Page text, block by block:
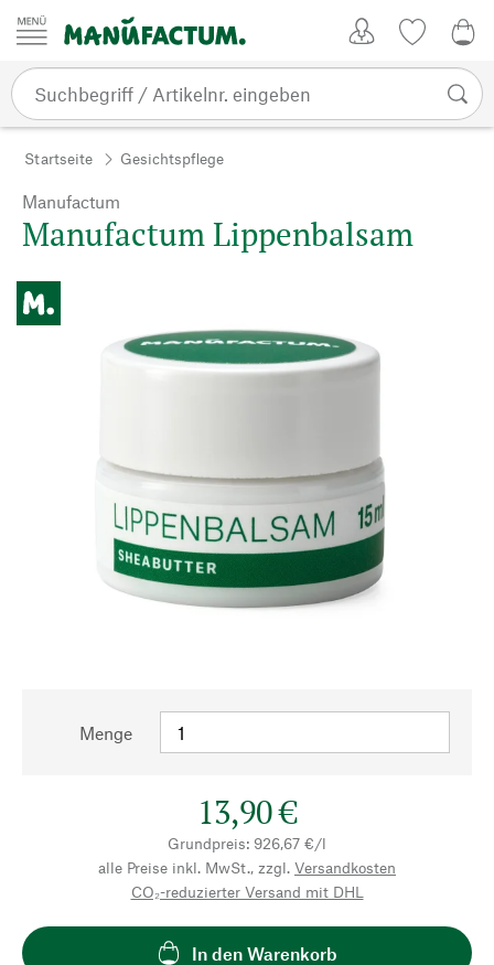
Zum Inhalt springen
Startseite Gesichtspflege
Manufactum
Manufactum Lippenbalsam
Menge
13,90 €
Grundpreis: 926,67 €/l
alle Preise inkl. MwSt., zzgl. Versandkosten
CO₂-reduzierter Versand mit DHL
In den Warenkorb